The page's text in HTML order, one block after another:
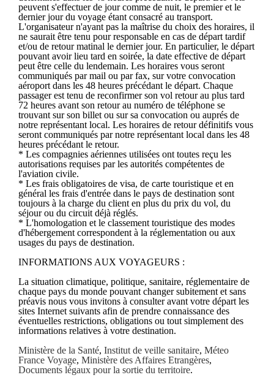
peuvent s'effectuer de jour comme de nuit, le premier et le
dernier jour du voyage étant consacré au transport.
L'organisateur n'ayant pas la maîtrise du choix des horaires, il
ne saurait être tenu pour responsable en cas de départ tardif
et/ou de retour matinal le dernier jour. En particulier, le départ
pouvant avoir lieu tard en soirée, la date effective de départ
peut être celle du lendemain. Les horaires vous seront
communiqués par mail ou par fax, sur votre convocation
aéroport dans les 48 heures précédant le départ. Chaque
passager est tenu de reconfirmer son vol retour au plus tard
72 heures avant son retour au numéro de téléphone se
trouvant sur son billet ou sur sa convocation ou auprés de
notre représentant local. Les horaires de retour définitifs vous
seront communiqués par notre représentant local dans les 48
heures précédant le retour.
* Les compagnies aériennes utilisées ont toutes reçu les
autorisations requises par les autorités compétentes de
l'aviation civile.
* Les frais obligatoires de visa, de carte touristique et en
général les frais d'entrée dans le pays de destination sont
toujours à la charge du client en plus du prix du vol, du
séjour ou du circuit déjà réglés.
* L'homologation et le classement touristique des modes
d'hébergement correspondent à la réglementation ou aux
usages du pays de destination.
INFORMATIONS AUX VOYAGEURS :
La situation climatique, politique, sanitaire, réglementaire de
chaque pays du monde pouvant changer subitement et sans
préavis nous vous invitons à consulter avant votre départ les
sites Internet suivants afin de prendre connaissance des
éventuelles restrictions, obligations ou tout simplement des
informations relatives à votre destination.
Ministère de la Santé, Institut de veille sanitaire, Méteo
France Voyage, Ministère des Affaires Etrangères,
Documents légaux pour la sortie du territoire.